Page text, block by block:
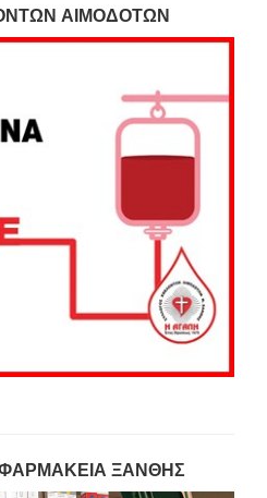
ΑΙΜΟΔΟΤΩΝ
ΞΑΝΘΗΣ